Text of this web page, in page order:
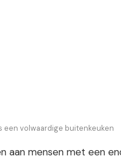
een volwaardige buitenkeuken
aan mensen met een